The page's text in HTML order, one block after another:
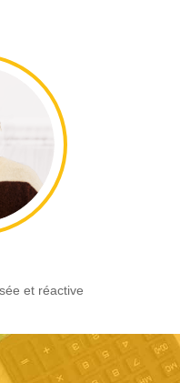
et réactive